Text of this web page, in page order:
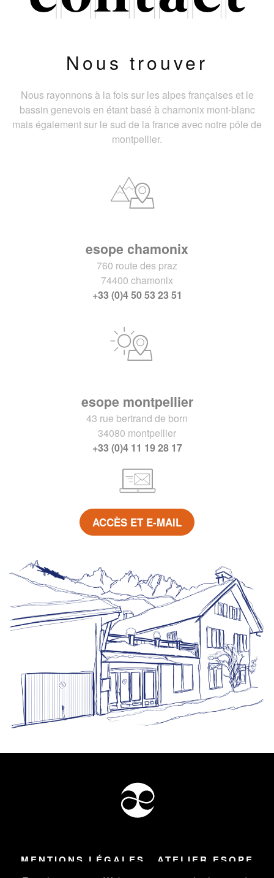
Nous trouver
Nous rayonnons à la fois sur les alpes françaises et le
bassin genevois en étant basé à chamonix mont-blanc
mais également sur le sud de la france avec notre pôle de
montpellier.
esope chamonix
760 route des praz
74400 chamonix
+33 (0)4 50 53 23 51
esope montpellier
43 rue bertrand de born
34080 montpellier
+33 (0)4 11 19 28 17
ACCÈS ET E-MAIL
MENTIONS LÉGALES ATELIER ESOPE